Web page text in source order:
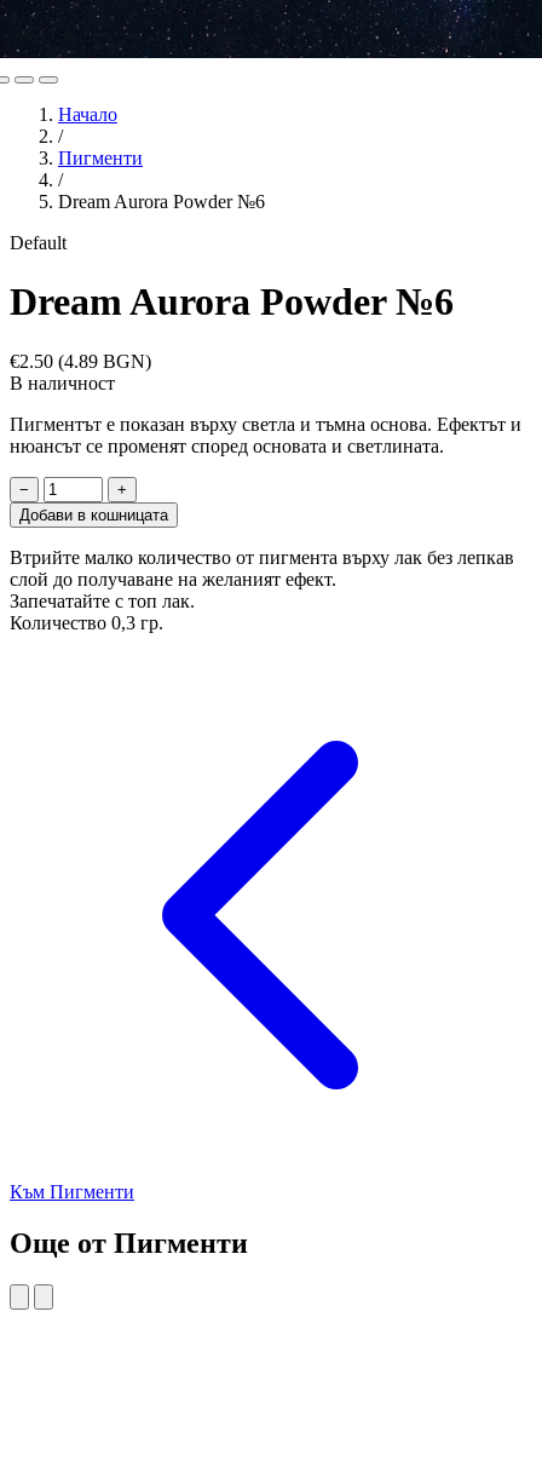
Начало
/
Пигменти
/
Dream Aurora Powder №6
Default
Dream Aurora Powder №6
€2.50 (4.89 BGN)
В наличност
Пигментът е показан върху светла и тъмна основа. Ефектът и
нюансът се променят според основата и светлината.
−
+
Добави в кошницата
Втрийте малко количество от пигмента върху лак без лепкав
слой до получаване на желаният ефект.
Запечатайте с топ лак.
Количество 0,3 гр.
Към Пигменти
Още от Пигменти